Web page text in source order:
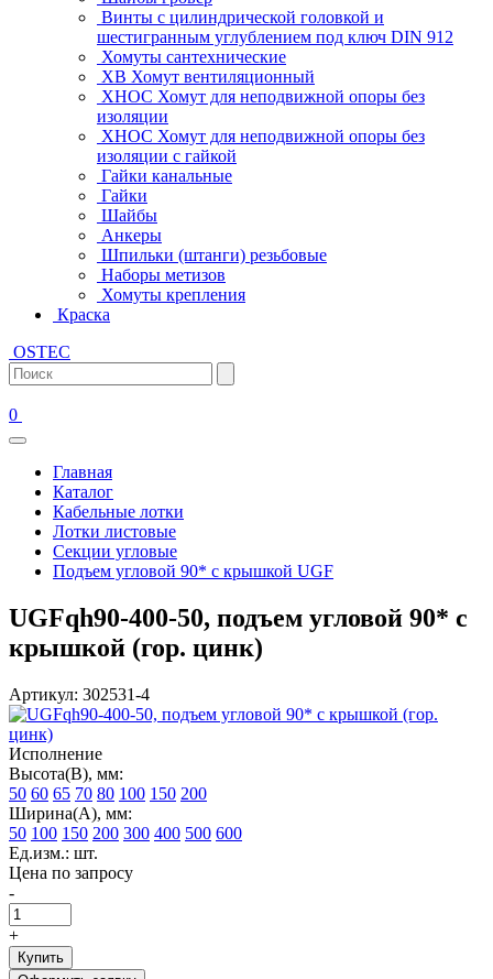
Винты с цилиндрической головкой и
шестигранным углублением под ключ DIN 912
Хомуты сантехнические
ХВ Хомут вентиляционный
ХНОС Хомут для неподвижной опоры без
изоляции
ХНОС Хомут для неподвижной опоры без
изоляции с гайкой
Гайки канальные
Гайки
Шайбы
Анкеры
Шпильки (штанги) резьбовые
Наборы метизов
Хомуты крепления
Краска
OSTEC
0
Главная
Каталог
Кабельные лотки
Лотки листовые
Секции угловые
Подъем угловой 90* с крышкой UGF
UGFqh90-400-50, подъем угловой 90* с
крышкой (гор. цинк)
Артикул: 302531-4
Исполнение
Высота(В), мм:
50 60 65 70 80 100 150 200
Ширина(А), мм:
50 100 150 200 300 400 500 600
Ед.изм.: шт.
Цена по запросу
-
+
Купить